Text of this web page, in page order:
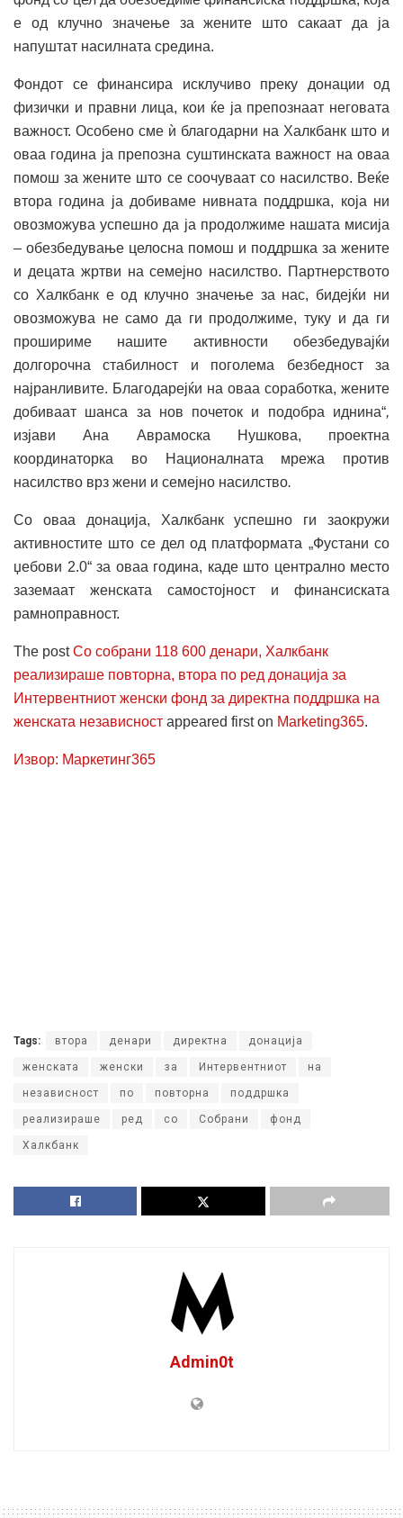
е од клучно значење за жените што сакаат да ја
напуштат насилната средина.
Фондот се финансира исклучиво преку донации од
физички и правни лица, кои ќе ја препознаат неговата
важност. Особено сме ѝ благодарни на Халкбанк што и
оваа година ја препозна суштинската важност на оваа
помош за жените што се соочуваат со насилство. Веќе
втора година ја добиваме нивната поддршка, која ни
овозможува успешно да ја продолжиме нашата мисија
– обезбедување целосна помош и поддршка за жените
и децата жртви на семејно насилство. Партнерството
со Халкбанк е од клучно значење за нас, бидејќи ни
овозможува не само да ги продолжиме, туку и да ги
прошириме нашите активности обезбедувајќи
долгорочна стабилност и поголема безбедност за
најранливите. Благодарејќи на оваа соработка, жените
добиваат шанса за нов почеток и подобра иднина“,
изјави Ана Аврамоска Нушкова, проектна
координаторка во Националната мрежа против
насилство врз жени и семејно насилство.
Со оваа донација, Халкбанк успешно ги заокружи
активностите што се дел од платформата „Фустани со
џебови 2.0“ за оваа година, каде што централно место
заземаат женската самостојност и финансиската
рамноправност.
The postСо собрани 118 600 денари, Халкбанк
реализираше повторна, втора по ред донација за
Интервентниот женски фонд за директна поддршка на
женската независност appeared first on Marketing365.
Извор: Маркетинг365
Tags: втора денари директна донација
женската женски за Интервентниот на
независност по повторна поддршка
реализираше ред со Собрани фонд
Халкбанк
Admin0t